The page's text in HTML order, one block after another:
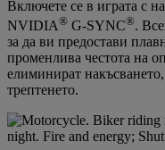
Включете се в играта с
NVIDIA® G-SYNC®.
за да ви предостави
променлива честота на
елиминират
трептенето.